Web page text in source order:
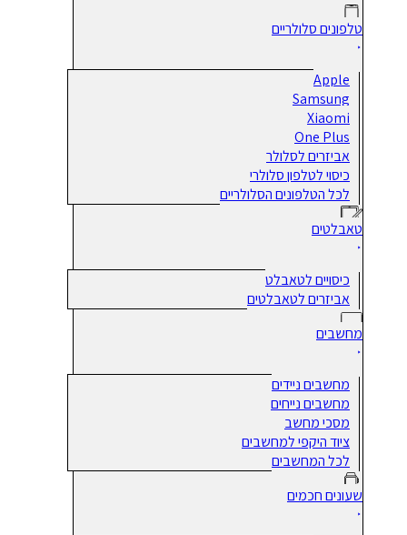
טלפונים סלולריים
Apple
Samsung
Xiaomi
One Plus
אביזרים לסלולר
כיסוי לטלפון סלולרי
לכל הטלפונים הסלולריים
טאבלטים
כיסויים לטאבלט
אביזרים לטאבלטים
מחשבים
מחשבים ניידים
מחשבים נייחים
מסכי מחשב
ציוד היקפי למחשבים
לכל המחשבים
שעונים חכמים